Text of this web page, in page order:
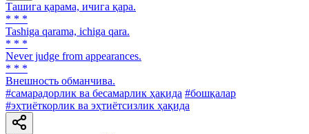
Ташига қарама, ичига қара.
* * *
Tashiga qarama, ichiga qara.
* * *
Never judge from appearances.
* * *
Внешность обманчива.
#самарадорлик ва бесамарлик ҳақида #бошқалар
#эҳтиёткорлик ва эҳтиётсизлик ҳақида